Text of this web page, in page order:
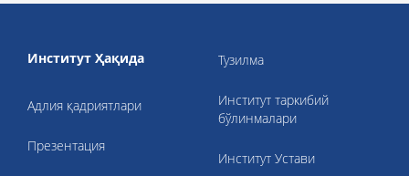
Институт Ҳақида
Адлия қадриятлари
Презентация
Тузилма
Институт таркибий
бўлинмалари
Институт Устави